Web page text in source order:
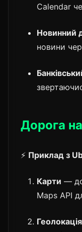
Calendar
Новинний
новини
Дорога
⚡ Приклад з
Карти —
Maps API
Геолокація